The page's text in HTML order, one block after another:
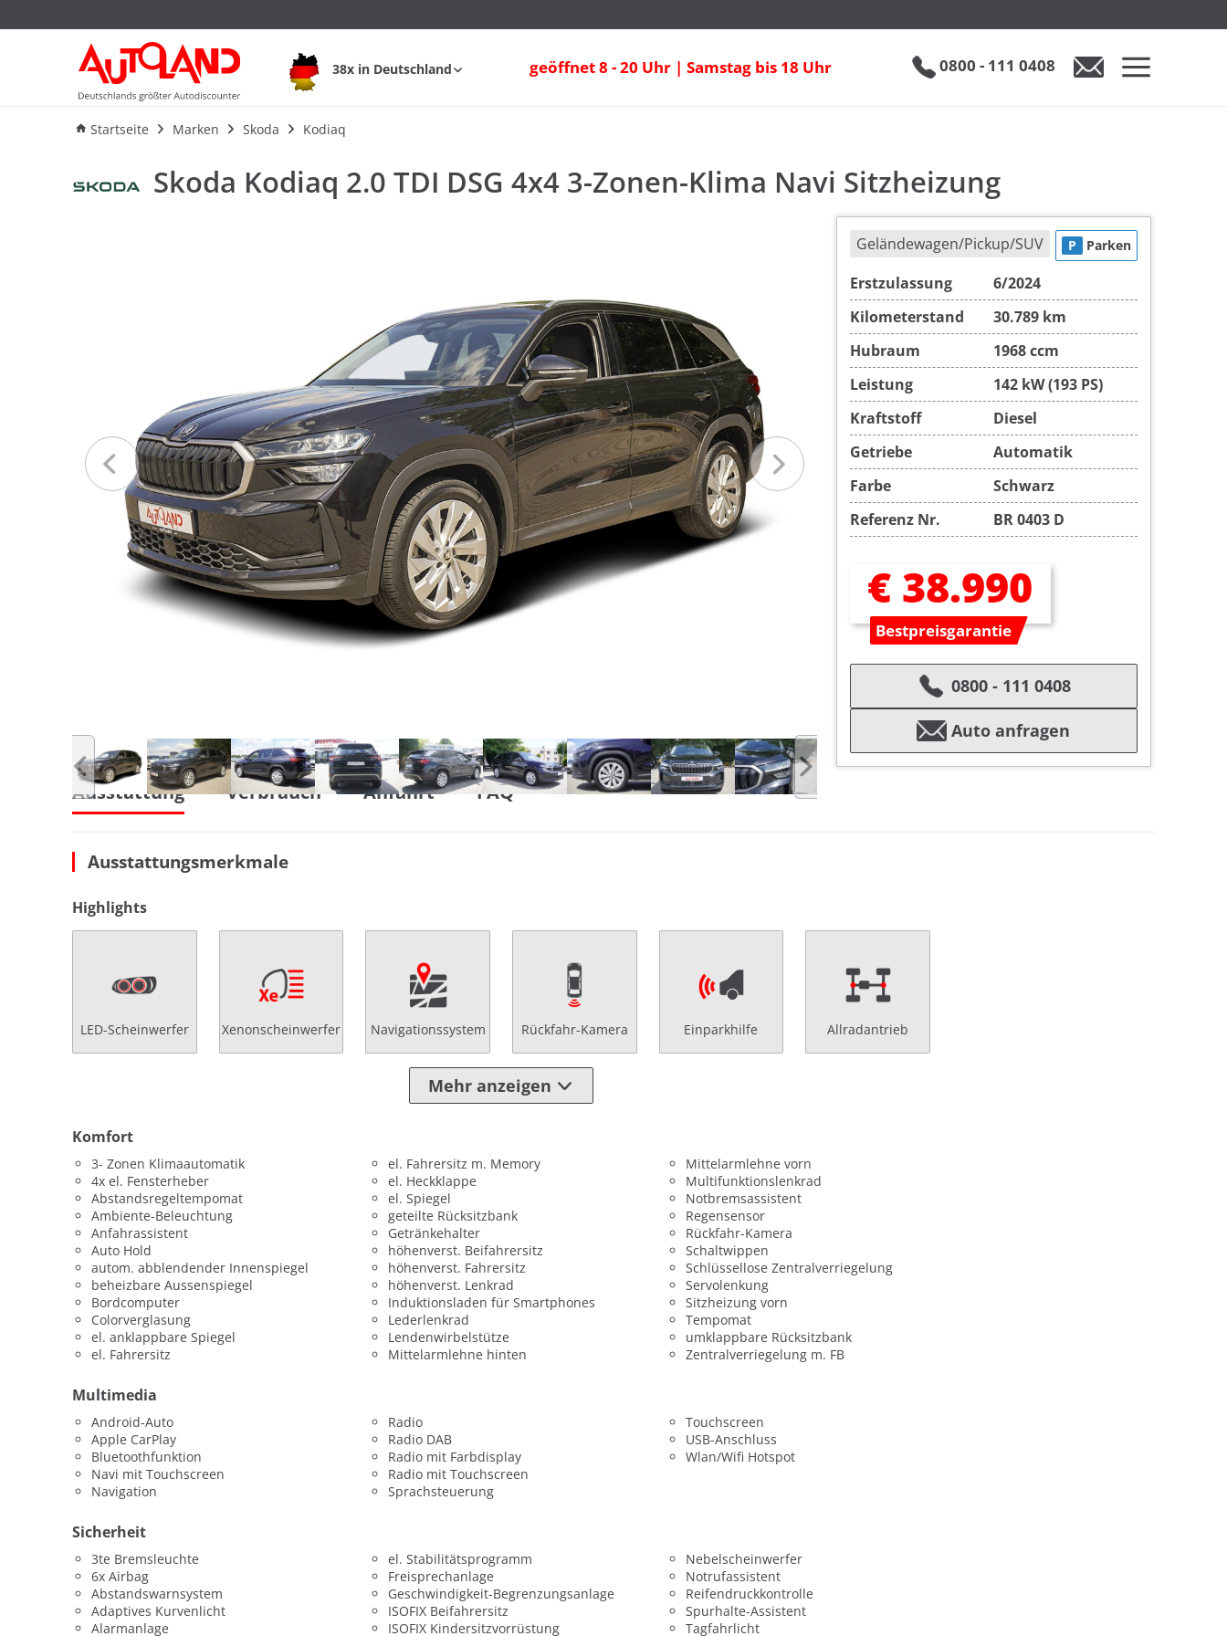
38x in Deutschland geöffnet 8 - 20 Uhr | Samstag bis 18 Uhr 0800 - 111 0408
Startseite Marken Skoda Kodiaq
Skoda Kodiaq 2.0 TDI DSG 4x4 3-Zonen-Klima Navi Sitzheizung
Ausstattung Verbrauch
Skoda Kodiaq 2.0 TDI DSG 4x4 3-Zonen-Klima Navi Sitzheizung
Geländewagen/Pickup/SUV P Parken
Erstzulassung
6/2024
Kilometerstand
30.789 km
Hubraum
1968 ccm
Leistung
142 kW (193 PS)
Kraftstoff
Diesel
Getriebe
Automatik
Farbe
Schwarz
Referenz Nr.
BR 0403 D
€ 38.990
Bestpreisgarantie
0800 - 111 0408
Auto anfragen
Ausstattung Verbrauch Anfahrt FAQ
Ausstattungsmerkmale
Highlights
LED-Scheinwerfer Xenonscheinwerfer Navigationssystem Rückfahr-Kamera Einparkhilfe Allradantrieb
Mehr anzeigen
Komfort
3- Zonen Klimaautomatik
4x el. Fensterheber
Abstandsregeltempomat
Ambiente-Beleuchtung
Anfahrassistent
Auto Hold
autom. abblendender Innenspiegel
beheizbare Aussenspiegel
Bordcomputer
Colorverglasung
el. anklappbare Spiegel
el. Fahrersitz
el. Fahrersitz m. Memory
el. Heckklappe
el. Spiegel
geteilte Rücksitzbank
Getränkehalter
höhenverst. Beifahrersitz
höhenverst. Fahrersitz
höhenverst. Lenkrad
Induktionsladen für Smartphones
Lederlenkrad
Lendenwirbelstütze
Mittelarmlehne hinten
Mittelarmlehne vorn
Multifunktionslenkrad
Notbremsassistent
Regensensor
Rückfahr-Kamera
Schaltwippen
Schlüssellose Zentralverriegelung
Servolenkung
Sitzheizung vorn
Tempomat
umklappbare Rücksitzbank
Zentralverriegelung m. FB
Multimedia
Android-Auto
Apple CarPlay
Bluetoothfunktion
Navi mit Touchscreen
Navigation
Radio
Radio DAB
Radio mit Farbdisplay
Radio mit Touchscreen
Sprachsteuerung
Touchscreen
USB-Anschluss
Wlan/Wifi Hotspot
Sicherheit
3te Bremsleuchte
6x Airbag
Abstandswarnsystem
Adaptives Kurvenlicht
Alarmanlage
el. Stabilitätsprogramm
Freisprechanlage
Geschwindigkeit-Begrenzungsanlage
ISOFIX Beifahrersitz
ISOFIX Kindersitzvorrüstung
Nebelscheinwerfer
Notrufassistent
Reifendruckkontrolle
Spurhalte-Assistent
Tagfahrlicht